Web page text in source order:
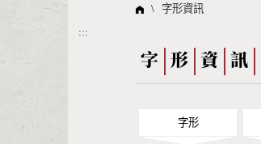
線上教學
倉頡查詢
Big5查詢
問題集
\ 字形資訊
:::
字 形 資 訊
字形